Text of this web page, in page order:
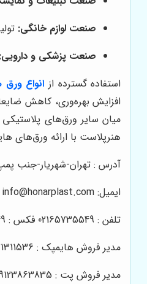
صنعت لوازم خانگی:
صنعت پزشکی و دارویی:
استفاده گسترده از انواع
افزایش بهره‌وری، کاهش
میان سایر ورق‌های پلاستیکی
هنرپلاست با ارائه ورق‌های
آدرس : تهران-شهریار-جنب پمپ
ایمیل: info@honarplast.com
تلفن : 02165735549 فکس : 02165735549
مدیر فروش هایمپک : 09121311536
مدیر فروش پت : 09123863835